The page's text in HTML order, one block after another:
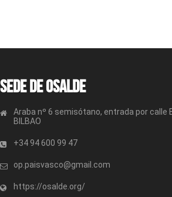
Sede de OSALDE
Araba nº 6 semisótano, entrada por calle
BILBAO
+34 94 600 99 47
op.paisvasco@gmail.com
https://osalde.org/